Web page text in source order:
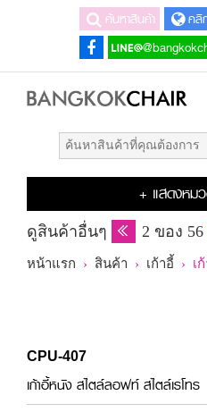
ค้นหาสินค้า
คลิ
+ แสดงหม
ดูสินค้าอื่นๆ 2 ของ 56
หน้าแรก › สินค้า › เก้าอี้ › เ
CPU-407
เก้าอี้หนัง สไตล์ลอฟท์ สไตล์เรโทร